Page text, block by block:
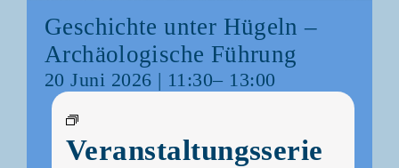
Geschich­te unter Hügeln –
Archäo­lo­gi­sche Führung
20 Juni 2026 | 11:30– 13:00
Veranstaltungsserie